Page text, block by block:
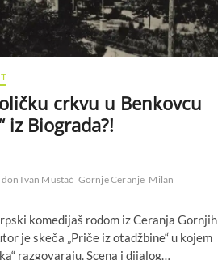
crkvu u Benkovcu
iz Biograda?!
don Ivan Mustać Gornje Ceranje Milan
komedijaš rodom iz Ceranja Gornjih
je skeča „Priče iz otadžbine“ u kojem
razgovaraju. Scena i dijalog…